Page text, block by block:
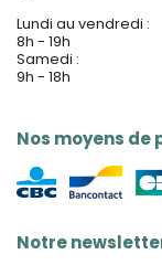
Lundi au vendredi :
8h - 19h
Samedi :
9h - 18h
Nos moyens de
Notre